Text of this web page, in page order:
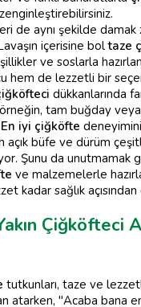
de aynı şekilde damak
içerisine boltaze
ve soslarla
hem de lezzetli bir
dükkanlarında
tam buğday veya
En iyi çiğköfte
açık büfe ve dürüm
Şunu da unutmamak
ve malzemelerle
kadar sağlık
Çiğköfteci
tutkunları, taze ve
atarken, "Acaba bana